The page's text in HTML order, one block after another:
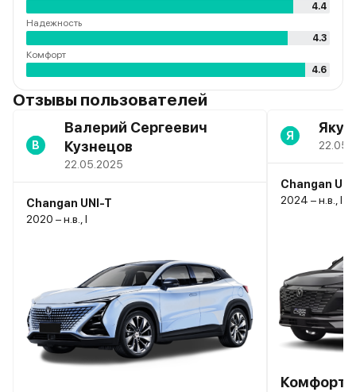
4.4
Надежность
4.3
Комфорт
4.6
Отзывы пользователей
В
Валерий Сергеевич
Кузнецов
22.05.2025
Changan UNI-T
2020 – н.в., I
Я
Changan
2024 – н.в., I